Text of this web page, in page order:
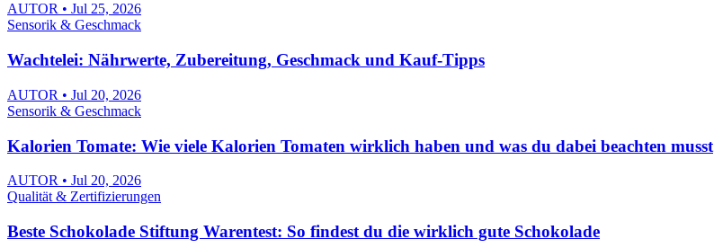
AUTOR • Jul 25, 2026
Sensorik & Geschmack
Wachtelei: Nährwerte, Zubereitung, Geschmack und Kauf-Tipps
AUTOR • Jul 20, 2026
Sensorik & Geschmack
Kalorien Tomate: Wie viele Kalorien Tomaten wirklich haben und was du dabei beachten musst
AUTOR • Jul 20, 2026
Qualität & Zertifizierungen
Beste Schokolade Stiftung Warentest: So findest du die wirklich gute Schokolade